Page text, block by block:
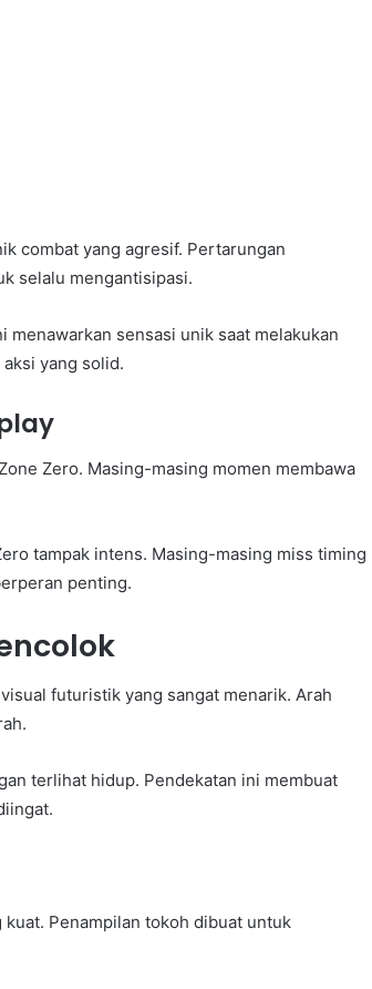
combat yang agresif. Pertarungan
selalu mengantisipasi.
sensasi unik saat melakukan
yang solid.
Zero. Masing-masing momen membawa
tampak intens. Masing-masing miss timing
penting.
futuristik yang sangat menarik. Arah
terlihat hidup. Pendekatan ini membuat
Penampilan tokoh dibuat untuk